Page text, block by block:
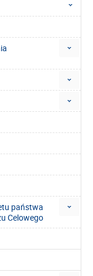
państwa
Celowego